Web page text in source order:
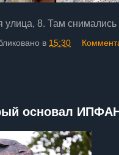
улица, 8. Там
в 15:30
основал